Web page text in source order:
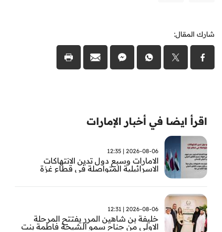
شارك المقال:
اقرأ ايضا في أخبار الإمارات
2026-08-06 | 12:35
الامارات وسبع دول تدين الانتهاكات
الاسرائيلية المتواصلة في قطاع غزة
2026-08-06 | 12:31
خليفة بن شاهين المرر يفتتح المرحلة
الاولى من جناح سمو الشيخة فاطمة بنت